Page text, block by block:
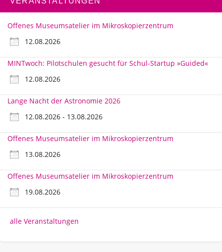
Offenes Museumsatelier im Mikroskopierzentrum
12.08.2026
MINTwoch: Pilotschulen gesucht für Schul-Startup »Guided«
12.08.2026
Lange Nacht der Astronomie 2026
12.08.2026 - 13.08.2026
Offenes Museumsatelier im Mikroskopierzentrum
13.08.2026
Offenes Museumsatelier im Mikroskopierzentrum
19.08.2026
alle Veranstaltungen